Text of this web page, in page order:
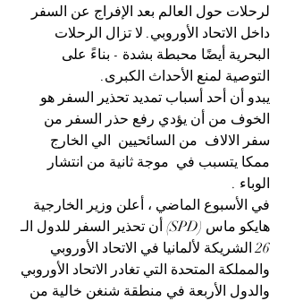
لرحلات حول العالم بعد الإفراج عن السفر
داخل الاتحاد الأوروبي. لا تزال الرحلات
البحرية أيضًا محبطة بشدة - بناءً على
التوصية لمنع الأحداث الكبرى.
يبدو أن أحد أسباب تمديد تحذير السفر هو
الخوف من أن يؤدي رفع حذر السفر من
سفر الالاف  من السائحيين  الي الخارج
ممكا يتسبب في  موجة ثانية من انتشار
الوباء .
في الأسبوع الماضي ، أعلن وزير الخارجية
هايكو ماس (SPD) أن تحذير السفر للدول الـ
26 الشريكة لألمانيا في الاتحاد الأوروبي
والمملكة المتحدة التي تغادر الاتحاد الأوروبي
والدول الأربعة في منطقة شنغن خالية من